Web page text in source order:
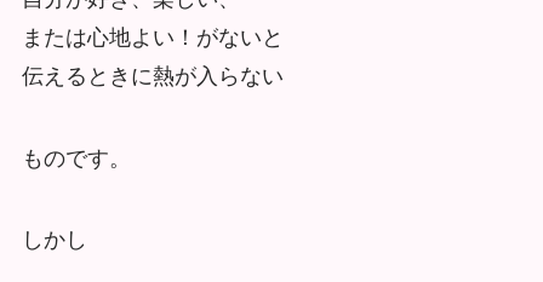
または心地よい！がないと
伝えるときに熱が入らない
ものです。
しかし